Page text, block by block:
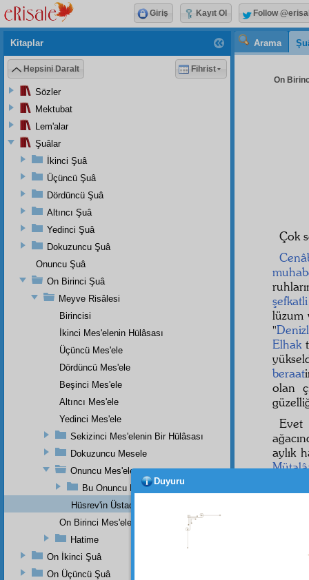
Arama
On
Çok
şefkatli
"
Elhak
beraat
olan
aylık
Kitaplar
Hepsini Daralt Fihrist
Sözler
Mektubat
Lem'alar
Şuâlar
İkinci Şuâ
Üçüncü Şuâ
Dördüncü Şuâ
Altıncı Şuâ
Yedinci Şuâ
Dokuzuncu Şuâ
Onuncu Şuâ
On Birinci Şuâ
Meyve Risâlesi
Birincisi
İkinci Mes'elenin Hülâsası
Üçüncü Mes'ele
Dördüncü Mes'ele
Beşinci Mes'ele
Altıncı Mes'ele
Yedinci Mes'ele
Sekizinci Mes'elenin Bir Hülâsası
Dokuzuncu Mesele
Onuncu Mes'ele
Bu Onuncu Meseleye Bir Hatime Olarak İki Haşiye
Hüsrev'in Üstadına Yazdığı Mektup
On Birinci Mes'ele
Hatime
On İkinci Şuâ
On Üçüncü Şuâ
Giriş Kayıt Ol Follow
Duyuru